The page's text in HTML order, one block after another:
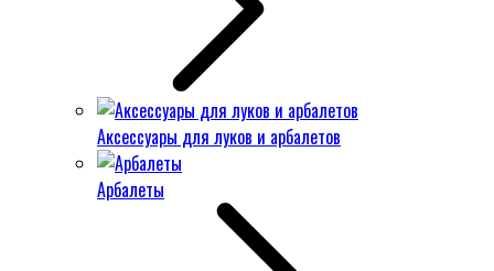
Аксессуары для луков и арбалетов
Арбалеты